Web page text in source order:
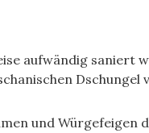
aufwändig saniert
Dschungel
und